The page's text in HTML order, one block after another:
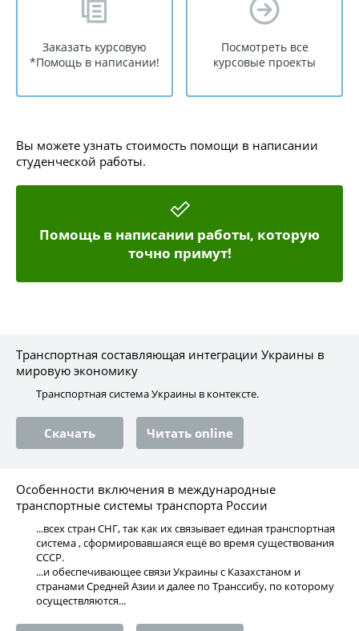
Заказать курсовую
*Помощь в написании!
Посмотреть все
курсовые проекты
Вы можете узнать стоимость помощи в написании
студенческой работы.
Помощь в написании работы, которую
точно примут!
Транспортная составляющая интеграции Украины в
мировую экономику
Транспортная система Украины в контексте.
Скачать Читать online
Особенности включения в международные
транспортные системы транспорта России
...всех стран СНГ, так как их связывает единая транспортная
система , сформировавшаяся ещё во время существования
СССР.
...и обеспечивающее связи Украины с Казахстаном и
странами Средней Азии и далее по Транссибу, по которому
осуществляются...